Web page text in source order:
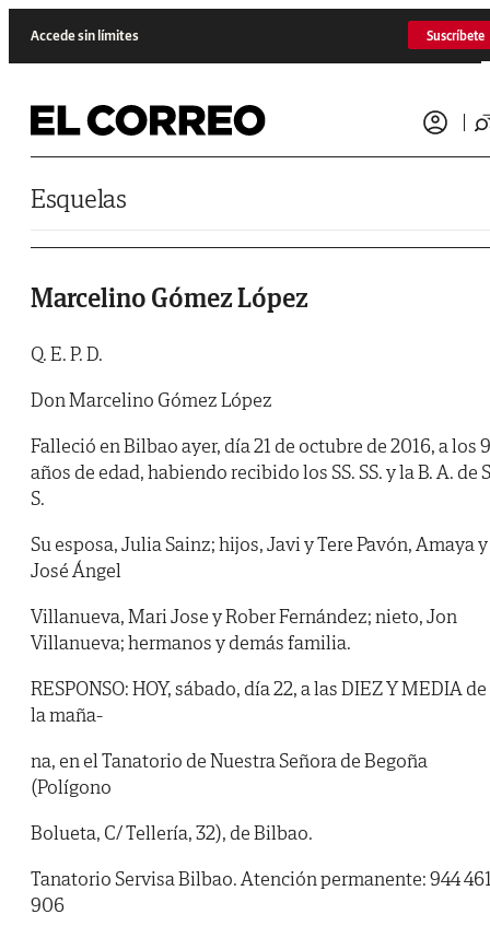
Accede sin límites Suscríbete
Esquelas
Marcelino Gómez López
Q. E. P. D.
Don Marcelino Gómez López
Falleció en Bilbao ayer, día 21 de octubre de 2016, a los
años de edad, habiendo recibido los SS. SS. y la B. A. de
S.
Su esposa, Julia Sainz; hijos, Javi y Tere Pavón, Amaya y
José Ángel
Villanueva, Mari Jose y Rober Fernández; nieto, Jon
Villanueva; hermanos y demás familia.
RESPONSO: HOY, sábado, día 22, a las DIEZ Y MEDIA de
la maña-
na, en el Tanatorio de Nuestra Señora de Begoña
(Polígono
Bolueta, C/ Tellería, 32), de Bilbao.
Tanatorio Servisa Bilbao. Atención permanente: 944
906